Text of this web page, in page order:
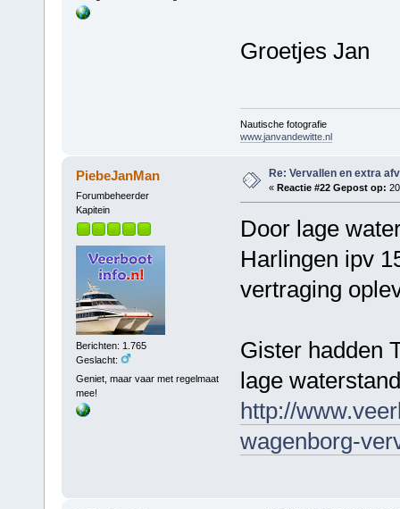
Groetjes Jan
Nautische fotografie
www.janvandewitte.nl
PiebeJanMan
Forumbeheerder
Kapitein
Berichten: 1.765
Geslacht:
Geniet, maar vaar met regelmaat
mee!
Re: Vervallen en extra
« Reactie #22 Gepost op:
Door lage
Harlingen ipv
vertraging
Gister hadden
lage
http://
wagenborg-